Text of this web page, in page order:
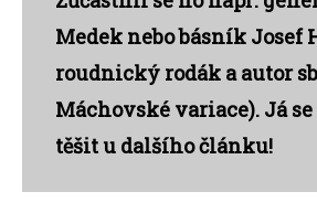
Medek nebo básník Josef
roudnický rodák a autor
Máchovské variace). Já
těšit u dalšího článku!